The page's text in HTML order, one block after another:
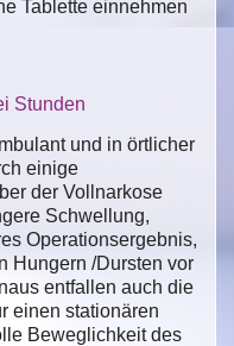
Tablette einnehmen
Stunden
und in örtlicher
einige
der Vollnarkose
Schwellung,
Operationsergebnis,
Hungern /Dursten vor
entfallen auch die
einen stationären
Beweglichkeit des